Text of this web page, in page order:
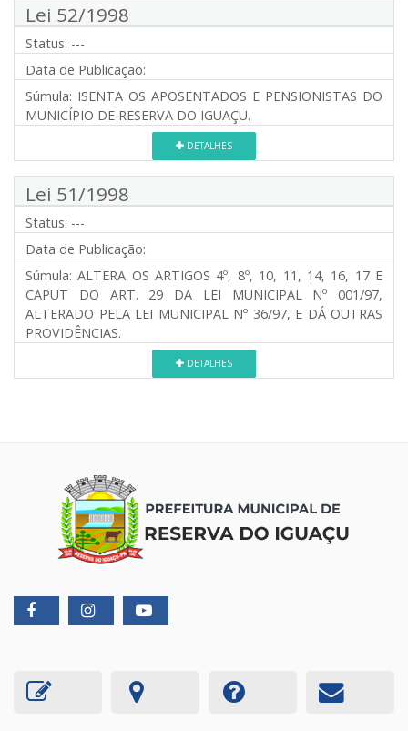
Lei 52/1998
Status: ---
Data de Publicação:
Súmula: ISENTA OS APOSENTADOS E PENSIONISTAS DO
MUNICÍPIO DE RESERVA DO IGUAÇU.
DETALHES
Lei 51/1998
Status: ---
Data de Publicação:
Súmula: ALTERA OS ARTIGOS 4º, 8º, 10, 11, 14, 16, 17 E
CAPUT DO ART. 29 DA LEI MUNICIPAL Nº 001/97,
ALTERADO PELA LEI MUNICIPAL Nº 36/97, E DÁ OUTRAS
PROVIDÊNCIAS.
DETALHES